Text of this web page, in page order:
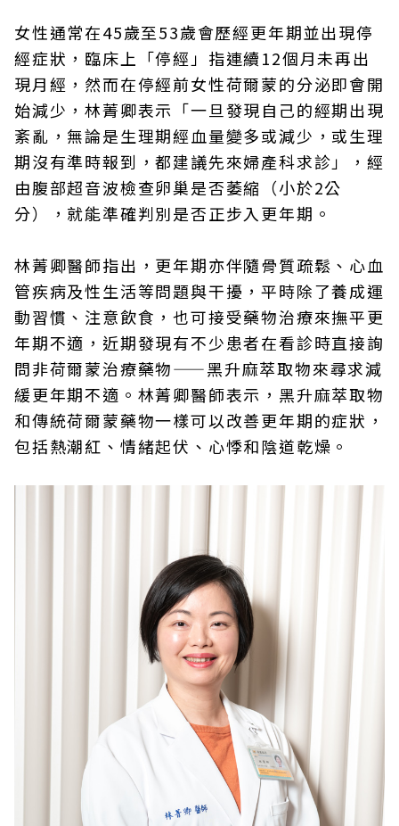
女性通常在45歲至53歲會歷經更年期並出現停
經症狀，臨床上「停經」指連續12個月未再出
現月經，然而在停經前女性荷爾蒙的分泌即會開
始減少，林菁卿表示「一旦發現自己的經期出現
紊亂，無論是生理期經血量變多或減少，或生理
期沒有準時報到，都建議先來婦產科求診」，經
由腹部超音波檢查卵巢是否萎縮（小於2公
分），就能準確判別是否正步入更年期。
林菁卿醫師指出，更年期亦伴隨骨質疏鬆、心血
管疾病及性生活等問題與干擾，平時除了養成運
動習慣、注意飲食，也可接受藥物治療來撫平更
年期不適，近期發現有不少患者在看診時直接詢
問非荷爾蒙治療藥物——黑升麻萃取物來尋求減
緩更年期不適。林菁卿醫師表示，黑升麻萃取物
和傳統荷爾蒙藥物一樣可以改善更年期的症狀，
包括熱潮紅、情緒起伏、心悸和陰道乾燥。